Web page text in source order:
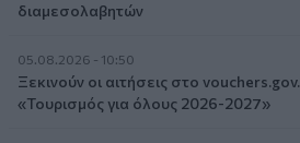
διαμεσολαβητών
05.08.2026 - 10:50
Ξεκινούν οι αιτήσεις στο
«Τουρισμός για όλους 2026-2027»